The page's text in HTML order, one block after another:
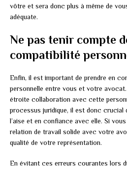
vôtre et sera donc plus à même de
adéquate.
Ne pas tenir compte
compatibilité
Enfin, il est important de prendre en
personnelle entre vous et votre
étroite collaboration avec cette
processus juridique, il est donc crucial
l’aise et en confiance avec elle. Si
relation de travail solide avec votre
qualité de votre représentation.
En évitant ces erreurs courantes lors